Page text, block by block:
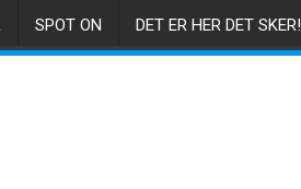
SPOT ON DET ER HER DET SKER!